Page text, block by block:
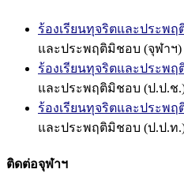
ร้องเรียนทุจริตและประพ
และประพฤติมิชอบ (จุฬาฯ)
ร้องเรียนทุจริตและประพ
และประพฤติมิชอบ (ป.ป.ช
ร้องเรียนทุจริตและประพ
และประพฤติมิชอบ (ป.ป.ท
ติดต่อจุฬาฯ